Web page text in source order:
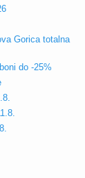
Gorica totalna
do -25%